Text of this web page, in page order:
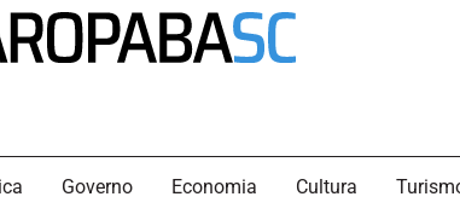
Governo Economia Cultura